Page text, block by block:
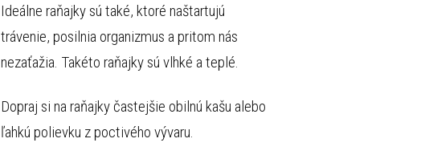
Ideálne raňajky sú také, ktoré naštartujú
trávenie, posilnia organizmus a pritom nás
nezaťažia. Takéto raňajky sú vlhké a teplé.
Dopraj si na raňajky častejšie obilnú kašu alebo
ľahkú polievku z poctivého vývaru.